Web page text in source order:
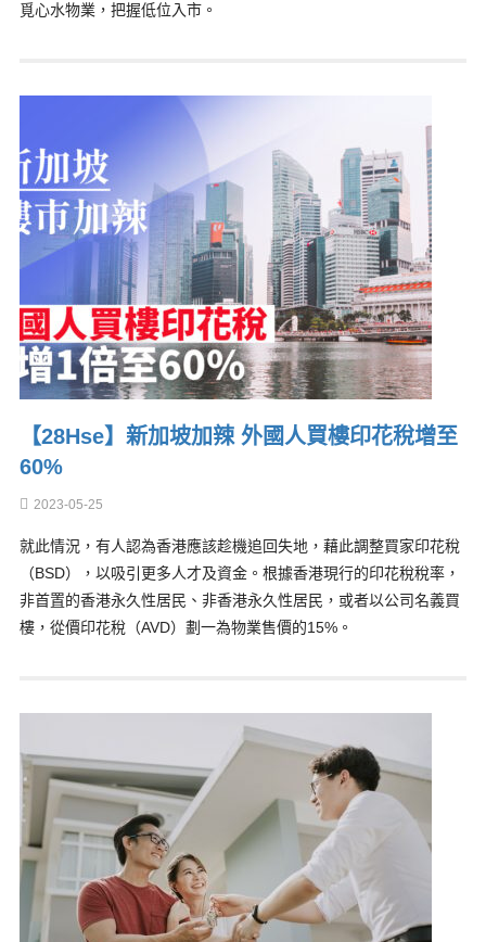
覓心水物業，把握低位入市。
【28Hse】新加坡加辣 外國人買樓印花稅增至
60%
2023-05-25
就此情況，有人認為香港應該趁機追回失地，藉此調整買家印花稅
（BSD），以吸引更多人才及資金。根據香港現行的印花稅稅率，
非首置的香港永久性居民、非香港永久性居民，或者以公司名義買
樓，從價印花稅（AVD）劃一為物業售價的15%。